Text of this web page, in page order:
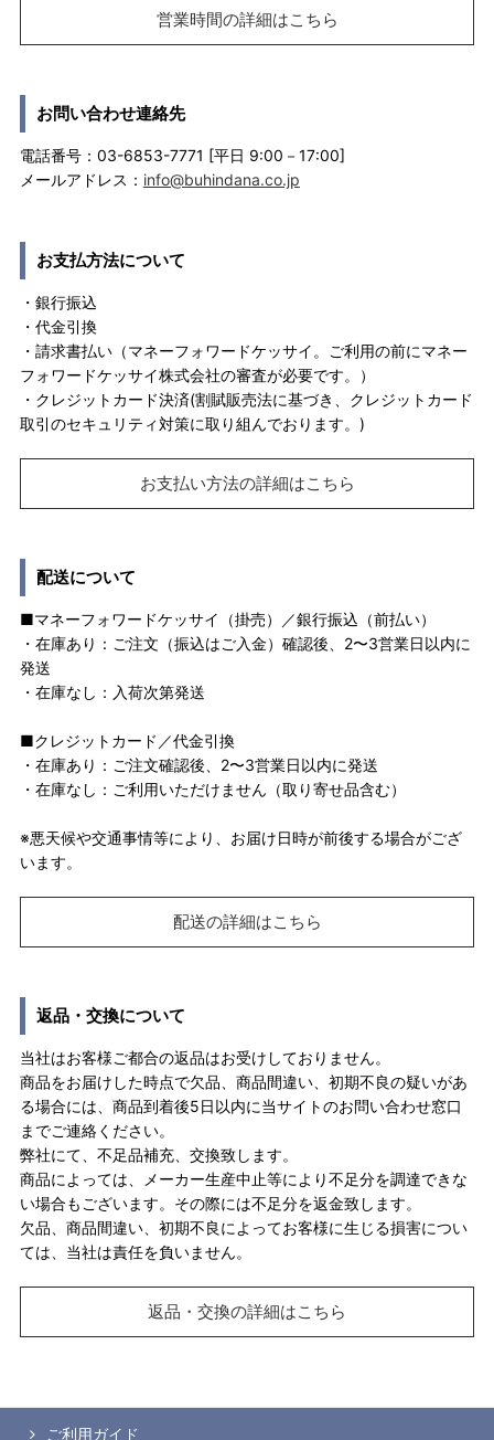
営業時間の詳細はこちら
お問い合わせ連絡先
電話番号：03-6853-7771 [平日 9:00－17:00]
メールアドレス： info@buhindana.co.jp
お支払方法について
・銀行振込
・代金引換
・請求書払い（マネーフォワードケッサイ。ご利用の前にマネー
フォワードケッサイ株式会社の審査が必要です。）
・クレジットカード決済(割賦販売法に基づき、クレジットカード
取引のセキュリティ対策に取り組んでおります。)
お支払い方法の詳細はこちら
配送について
■マネーフォワードケッサイ（掛売）／銀行振込（前払い）
・在庫あり：ご注文（振込はご入金）確認後、2〜3営業日以内に
発送
・在庫なし：入荷次第発送
■クレジットカード／代金引換
・在庫あり：ご注文確認後、2〜3営業日以内に発送
・在庫なし：ご利用いただけません（取り寄せ品含む）
※悪天候や交通事情等により、お届け日時が前後する場合がござ
います。
配送の詳細はこちら
返品・交換について
当社はお客様ご都合の返品はお受けしておりません。
商品をお届けした時点で欠品、商品間違い、初期不良の疑いがあ
る場合には、商品到着後5日以内に当サイトのお問い合わせ窓口
までご連絡ください。
弊社にて、不足品補充、交換致します。
商品によっては、メーカー生産中止等により不足分を調達できな
い場合もございます。その際には不足分を返金致します。
欠品、商品間違い、初期不良によってお客様に生じる損害につい
ては、当社は責任を負いません。
返品・交換の詳細はこちら
ご利用ガイド